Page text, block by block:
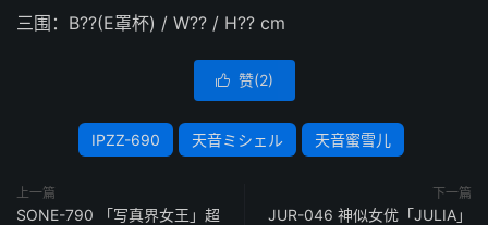
三围：B??(E罩杯) / W?? / H?? cm
 赞(2)
IPZZ-690 天音ミシェル 天音蜜雪儿
上一篇
SONE-790 「写真界女王」超
下一篇
JUR-046 神似女优「JULIA」